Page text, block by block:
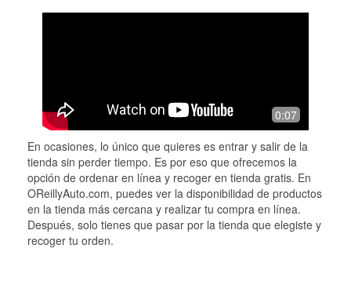
0:07
En ocasiones, lo único que quieres es entrar y salir de la
tienda sin perder tiempo. Es por eso que ofrecemos la
opción de ordenar en línea y recoger en tienda gratis. En
OReillyAuto.com, puedes ver la disponibilidad de productos
en la tienda más cercana y realizar tu compra en línea.
Después, solo tienes que pasar por la tienda que elegiste y
recoger tu orden.